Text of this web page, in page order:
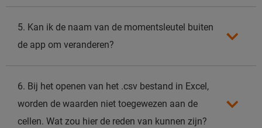
5. Kan ik de naam van de momentsleutel buiten
de app om veranderen?
6. Bij het openen van het .csv bestand in Excel,
worden de waarden niet toegewezen aan de
cellen. Wat zou hier de reden van kunnen zijn?